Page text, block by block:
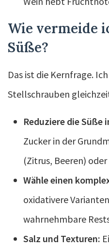
Wie vermeide
Süße?
Das ist die Kernfrage.
Stellschrauben
Reduziere die Süße
Zucker in der
(Zitrus, Beeren)
Wähle einen
oxidativere
wahrnehmbare
Salz und Texturen: